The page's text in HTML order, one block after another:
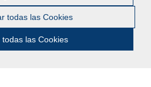
todas las Cookies
todas las Cookies
Olavide - Facultad de Humanidades